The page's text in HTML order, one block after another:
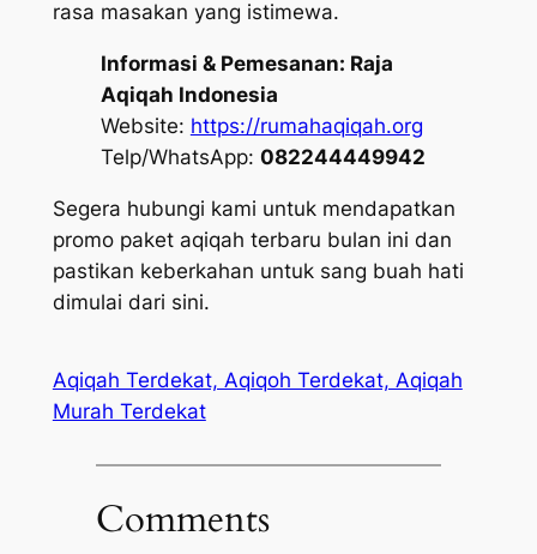
rasa masakan yang istimewa.
Informasi & Pemesanan: Raja
Aqiqah Indonesia
Website: https://rumahaqiqah.org
Telp/WhatsApp: 082244449942
Segera hubungi kami untuk mendapatkan
promo paket aqiqah terbaru bulan ini dan
pastikan keberkahan untuk sang buah hati
dimulai dari sini.
Aqiqah Terdekat, Aqiqoh Terdekat, Aqiqah
Murah Terdekat
Comments